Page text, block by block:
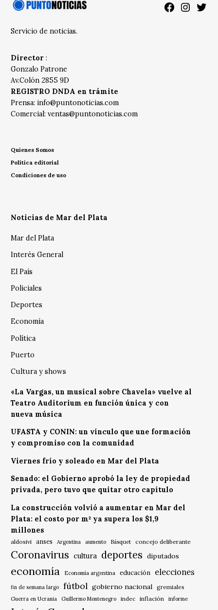
Facebook
Servicio de noticias.
Director :
Gonzalo Patrone
Av.Colón 2855 9D
REGISTRO DNDA en trámite
Prensa: info@puntonoticias.com
Comercial:ventas@puntonoticias.com
Quienes Somos
Política editorial
Condiciones de uso
Noticias de Mar del Plata
Mar del Plata
Interés General
El País
Policiales
Deportes
Economía
Política
Puerto
Cultura y shows
«La Vargas, un musical sobre Chavela» vuelve al
Teatro Auditorium en función única y con
nueva música
UFASTA y CONIN: un vínculo que une formación
y compromiso con la comunidad
Viernes frío y soleado en Mar del Plata
Senado: el Gobierno aprobó la ley de propiedad
privada, pero tuvo que quitar otro capítulo
La construcción volvió a aumentar en Mar del
Plata: el costo por m² ya supera los $1,9
millones
aldosivi anses Argentina aumento Básquet concejo deliberante
Coronavirus cultura deportes diputados
economía Economía argentina educación elecciones
fin de semana largo fútbol gobierno nacional gremiales
Guerra en Ucrania Guillermo Montenegro indec inflación informe